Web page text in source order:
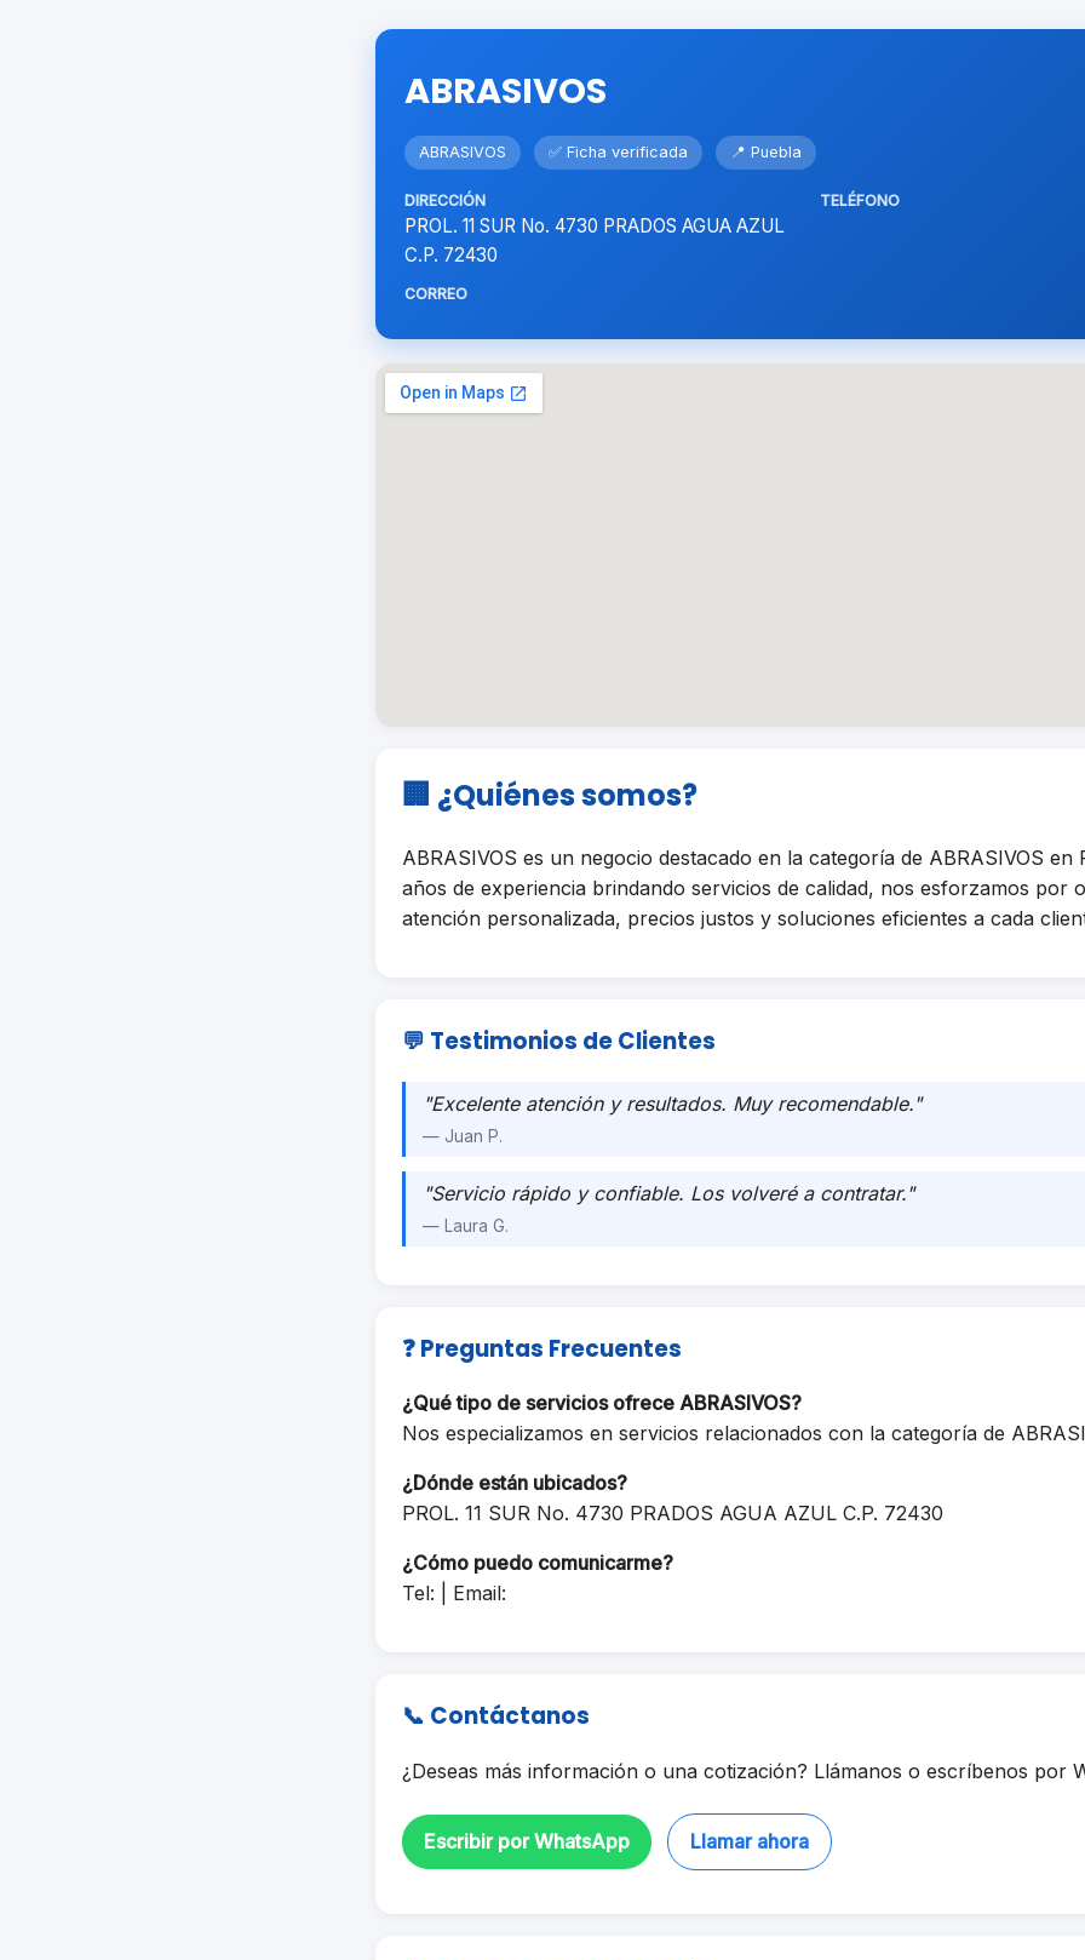
ABRASIVOS
ABRASIVOS ✅ Ficha verificada 📍 Puebla
DIRECCIÓN
PROL. 11 SUR No. 4730 PRADOS AGUA AZUL
C.P. 72430
TELÉFONO
CORREO
🏢 ¿Quiénes somos?
ABRASIVOS es un negocio destacado en la categoría de ABRASIVOS en
años de experiencia brindando servicios de calidad, nos esforzamos por
atención personalizada, precios justos y soluciones eficientes a cada
💬 Testimonios de Clientes
"Excelente atención y resultados. Muy recomendable."
— Juan P.
"Servicio rápido y confiable. Los volveré a contratar."
— Laura G.
❓ Preguntas Frecuentes
¿Qué tipo de servicios ofrece ABRASIVOS?
Nos especializamos en servicios relacionados con la categoría de
¿Dónde están ubicados?
PROL. 11 SUR No. 4730 PRADOS AGUA AZUL C.P. 72430
¿Cómo puedo comunicarme?
Tel: | Email:
📞 Contáctanos
¿Deseas más información o una cotización? Llámanos o escríbenos por
Escribir por WhatsApp Llamar ahora